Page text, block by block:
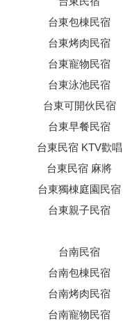
台東包棟民宿
台東烤肉民宿
台東寵物民宿
台東泳池民宿
台東可開伙民宿
台東早餐民宿
台東民宿 KTV歡唱
台東民宿 麻將
台東獨棟庭園民宿
台東親子民宿
台南民宿
台南包棟民宿
台南烤肉民宿
台南寵物民宿